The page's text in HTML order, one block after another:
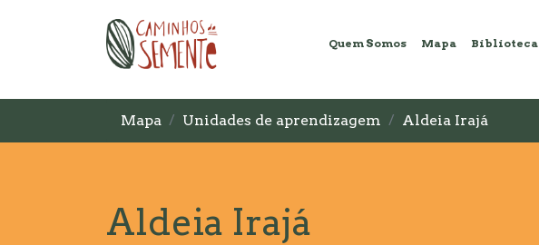
Quem Somos Mapa Biblioteca
Mapa Unidades de aprendizagem Aldeia Irajá
Aldeia Irajá